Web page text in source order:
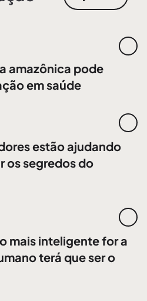
amazônica pode
em saúde
estão ajudando
os segredos do
mais inteligente for a
terá que ser o